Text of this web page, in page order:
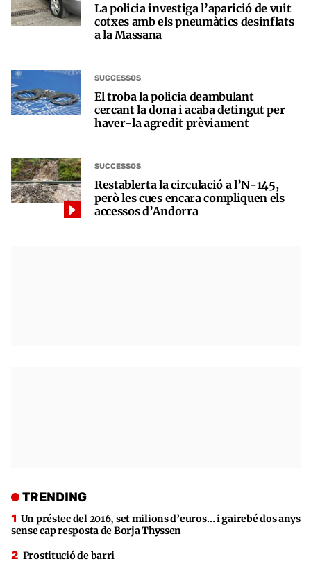
La policia investiga l’aparició de vuit
cotxes amb els pneumàtics desinflats
a la Massana
SUCCESSOS
El troba la policia deambulant
cercant la dona i acaba detingut per
haver-la agredit prèviament
SUCCESSOS
Restablerta la circulació a l’N-145,
però les cues encara compliquen els
accessos d’Andorra
TRENDING
Un préstec del 2016, set milions d’euros… i gairebé dos anys
sense cap resposta de Borja Thyssen
Prostitució de barri